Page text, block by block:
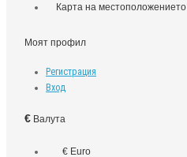
Карта на местоположението
Моят профил
Регистрация
Вход
€ Валута
€ Euro